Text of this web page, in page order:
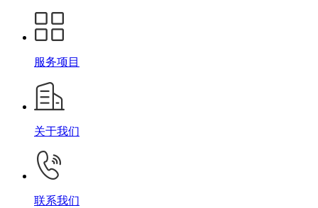
服务项目
关于我们
联系我们